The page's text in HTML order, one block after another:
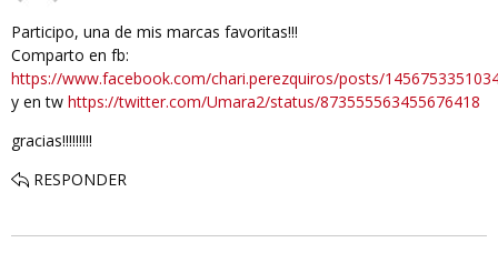
Participo, una de mis marcas favoritas!!!
Comparto en fb:
https://www.facebook.com/chari.perezquiros/posts/
y en tw https://twitter.com/Umara2/status/873555563455676418
gracias!!!!!!!!!
RESPONDER